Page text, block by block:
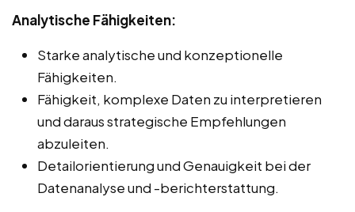
Analytische Fähigkeiten:
Starke analytische und konzeptionelle
Fähigkeiten.
Fähigkeit, komplexe Daten zu interpretieren
und daraus strategische Empfehlungen
abzuleiten.
Detailorientierung und Genauigkeit bei der
Datenanalyse und -berichterstattung.